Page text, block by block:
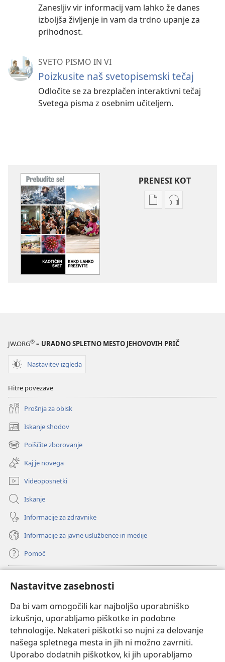
Nastavitve zasebnosti
Da bi vam omogočili kar najboljšo uporabniško
izkušnjo, uporabljamo piškotke in podobne
tehnologije. Nekateri piškotki so nujni za delovanje
našega spletnega mesta in jih ni možno zavrniti.
Uporabo dodatnih piškotkov, ki jih uporabljamo
Zanesljiv vir informacij vam lahko že danes
izboljša življenje in vam da trdno upanje za
prihodnost.
SVETO PISMO IN VI
Poizkusite naš svetopisemski tečaj
Odločite se za brezplačen interaktivni tečaj
Svetega pisma z osebnim učiteljem.
PRENESI KOT
Možnosti
preživite?
Možnosti
preživite?
JW.ORG® – URADNO SPLETNO MESTO JEHOVOVIH PRIČ
Nastavitev izgleda
Hitre povezave
Prošnja za obisk
Iskanje shodov
(odpre
novo
okno)
Poiščite zborovanje
(odpre
novo
okno)
Kaj je novega
Videoposnetki
Iskanje
Informacije za zdravnike
Informacije za javne uslužbence in medije
Pomoč
(odpre
novo
okno) Watchtowerjeva SPLETNA KNJIŽNICA™
(odpre
novo
okno) JW Hub
(odpre
novo
okno)JW Library